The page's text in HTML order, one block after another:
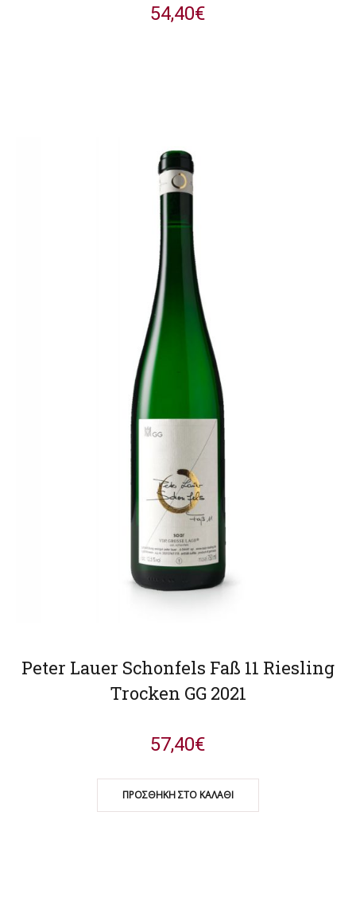
54,40€
Peter Lauer Schonfels Faß 11 Riesling
Trocken GG 2021
ΠΡΟΣΘΉΚΗ ΣΤΟ ΚΑΛΆΘΙ
57,40€